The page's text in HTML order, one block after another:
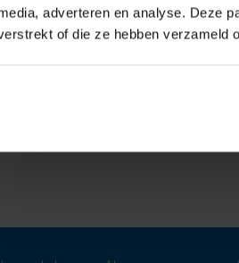
adverteren en analyse. Deze
of die ze hebben verzameld
etc.
serre of carport
etc.
etc.